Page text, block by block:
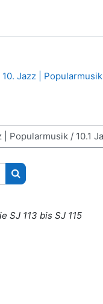
10. Jazz | Popularmusik
Kurse suchen
SJ 113 bis SJ 115